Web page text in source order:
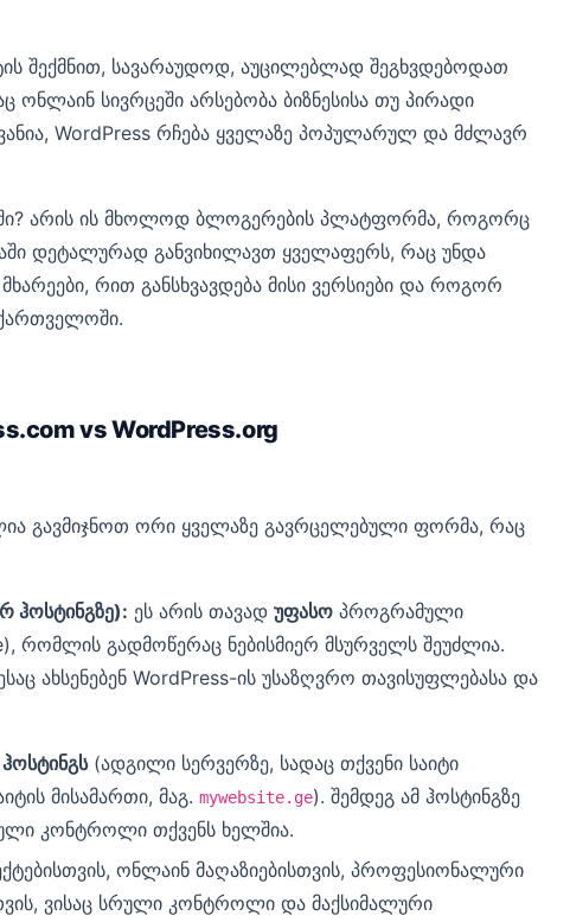
შექმნით, სავარაუდოდ, აუცილებლად შეგხვდებოდათ
ონლაინ სივრცეში არსებობა ბიზნესისა თუ პირადი
WordPress რჩება ყველაზე პოპულარულ და მძლავრ
არის ის მხოლოდ ბლოგერების პლატფორმა, როგორც
დეტალურად განვიხილავთ ყველაფერს, რაც უნდა
რით განსხვავდება მისი ვერსიები და როგორ
vs WordPress.org
გავმიჯნოთ ორი ყველაზე გავრცელებული ფორმა, რაც
ჰოსტინგზე): ეს არის თავად უფასო პროგრამული
რომლის გადმოწერაც ნებისმიერ მსურველს შეუძლია.
ახსენებენ WordPress-ის უსაზღვრო თავისუფლებასა და
ჰოსტინგს(ადგილი სერვერზე, სადაც თქვენი საიტი
მისამართი, მაგ. mywebsite.ge). შემდეგ ამ ჰოსტინგზე
კონტროლი თქვენს ხელშია.
ონლაინ მაღაზიებისთვის, პროფესიონალური
ვისაც სრული კონტროლი და მაქსიმალური